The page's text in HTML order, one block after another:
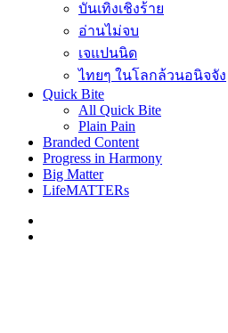
บันเทิงเชิงร้าย
อ่านไม่จบ
เจแปนนิด
ไทยๆ ในโลกล้วนอนิจจัง
Quick Bite
All Quick Bite
Plain Pain
Branded Content
Progress in Harmony
Big Matter
LifeMATTERs